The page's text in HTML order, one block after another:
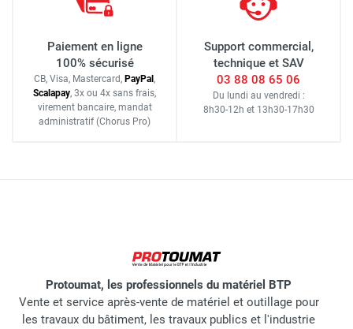
Paiement en ligne
100% sécurisé
CB, Visa, Mastercard, PayPal,
Scalapay, 3x ou 4x sans frais,
virement bancaire, mandat
administratif (Chorus Pro)
Support commercial,
technique et SAV
03 88 08 65 06
Du lundi au vendredi :
8h30-12h et 13h30-17h30
Protoumat, les professionnels du matériel BTP
Vente et service après-vente de matériel et outillage pour
les travaux du bâtiment, les travaux publics et l'industrie